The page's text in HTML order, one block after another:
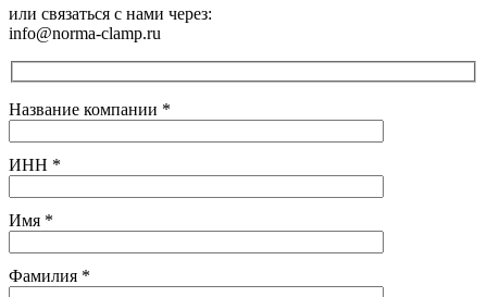
или связаться с нами через:
info@norma-clamp.ru
Название компании *
ИНН *
Имя *
Фамилия *